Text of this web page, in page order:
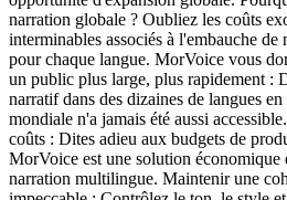
narration globale ? Oubliez les coûts
interminables associés à l'embauche de
pour chaque langue. MorVoice vous
un public plus large, plus rapidement :
narratif dans des dizaines de langues
mondiale n'a jamais été aussi
coûts : Dites adieu aux budgets de
MorVoice est une solution économique
narration multilingue. Maintenir une